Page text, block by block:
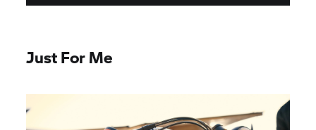
Just For Me